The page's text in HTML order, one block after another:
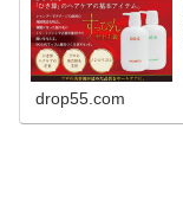
drop55.com